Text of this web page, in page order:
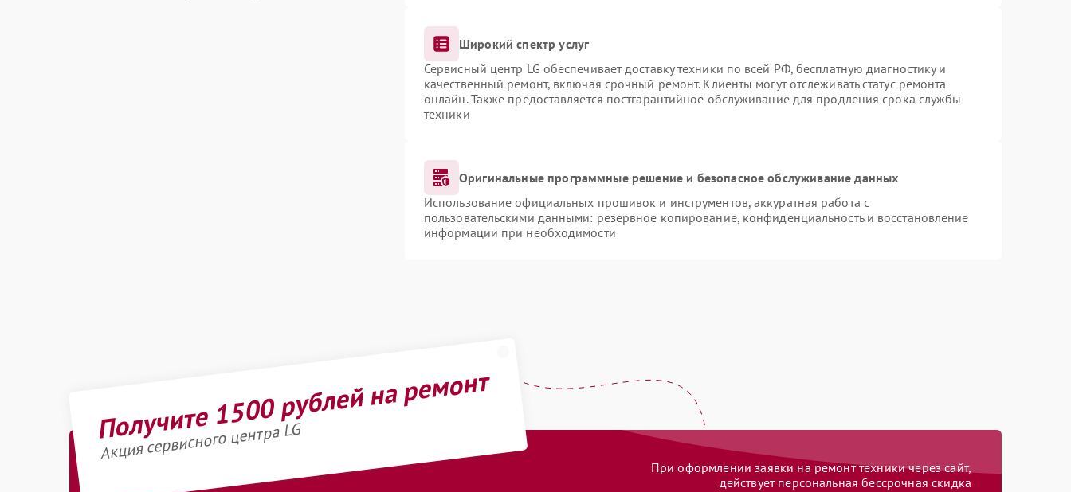
Широкий спектр услуг
Сервисный центр LG обеспечивает доставку техники по всей РФ, бесплатную диагностику и
качественный ремонт, включая срочный ремонт. Клиенты могут отслеживать статус ремонта
онлайн. Также предоставляется постгарантийное обслуживание для продления срока службы
техники
Оригинальные программные решение и безопасное обслуживание данных
Использование официальных прошивок и инструментов, аккуратная работа с
пользовательскими данными: резервное копирование, конфиденциальность и восстановление
информации при необходимости
Получите 1500 рублей на ремонт
Акция сервисного центра LG
При оформлении заявки на ремонт техники через сайт,
действует персональная бессрочная скидка